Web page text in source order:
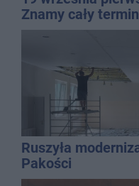
Znamy cały
Ruszyła
Pakości